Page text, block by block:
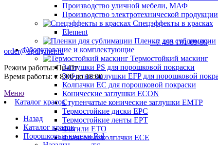
Производство уличной мебели, МАФ
Производство электротехнической продукции
Спецэффекты в красках
Element
Пленки для сублимации
Оборудование и комплектующие
Термостойкий маскинг
Заглушки PS для порошковой покраски
Зубчатые заглушки EFP для порошковой
Колпачки ЕС для порошковой покраски
Конические заглушки ECON
Ступенчатые конические заглушки EMTP
Термостойкие диски EPC
Термостойкие ленты EPT
Фитили ETO
Фланговые колпачки ECE
+7 495 181-09-99
order@apolymer.ru
Режим работы: Пн-Пт
Время работы: с 8:00 до 18:00
Меню
Каталог красок
Назад
Каталог красок
Порошковые краски Ral